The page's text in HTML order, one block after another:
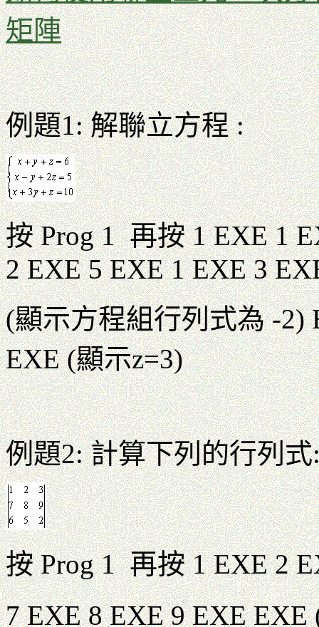
矩陣
例題1: 解聯立方程 :
按 Prog 1 再按 1 EXE 1
2 EXE 5 EXE 1 EXE 3
(顯示方程組行列式為 -2)
EXE (顯示z=3)
例題2: 計算下列的行列
按 Prog 1 再按 1 EXE 2
7 EXE 8 EXE 9 EXE